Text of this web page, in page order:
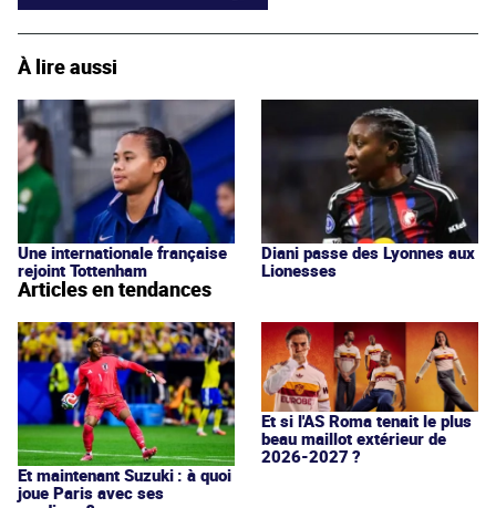
À lire aussi
Une internationale française
rejoint Tottenham
Diani passe des Lyonnes aux
Lionesses
Articles en tendances
Et maintenant Suzuki : à quoi
joue Paris avec ses
Et si l'AS Roma tenait le plus
beau maillot extérieur de
2026-2027 ?